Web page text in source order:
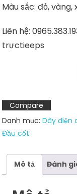
Màu sắc: đỏ,
Liên hệ:
trựctieeps
Compare
Danh mục:Dây điện
Đầu cốt
Mô tả Đánh